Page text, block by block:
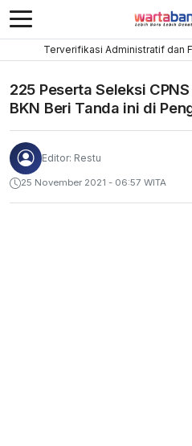
Terverifikasi Administratif dan
225 Peserta Seleksi
BKN Beri Tanda ini di
Editor: Restu
25 November 2021 - 06:57 WITA